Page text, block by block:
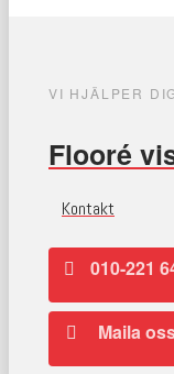
VI HJÄLPER
Flooré
Kontakt
010-221
Maila